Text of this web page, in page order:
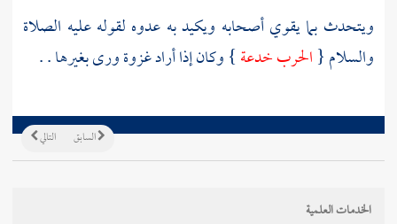
ويتحدث بما يقوي أصحابه ويكيد به عدوه لقوله عليه الصلاة
والسلام {الحرب خدعة} وكان إذا أراد غزوة ورى بغيرها . .
التالي السابق
الخدمات العلمية